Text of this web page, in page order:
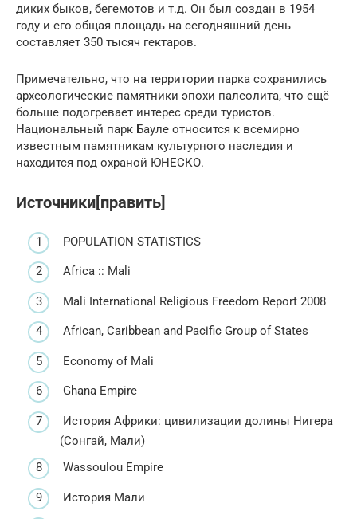
диких быков, бегемотов и т.д. Он был создан в 1954
году и его общая площадь на сегодняшний день
составляет 350 тысяч гектаров.
Примечательно, что на территории парка сохранились
археологические памятники эпохи палеолита, что ещё
больше подогревает интерес среди туристов.
Национальный парк Бауле относится к всемирно
известным памятникам культурного наследия и
находится под охраной ЮНЕСКО.
Источники[править]
POPULATION STATISTICS
Africa :: Mali
Mali International Religious Freedom Report 2008
African, Caribbean and Pacific Group of States
Economy of Mali
Ghana Empire
История Африки: цивилизации долины Нигера
(Сонгай, Мали)
Wassoulou Empire
История Мали